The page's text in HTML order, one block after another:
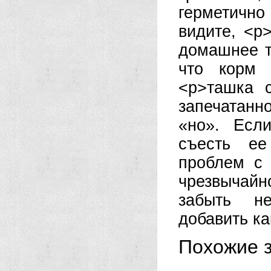
видите,
домашнее
что корм
<р>ташка
«но».
съесть
проблем с
забыть
добавить
Похожие